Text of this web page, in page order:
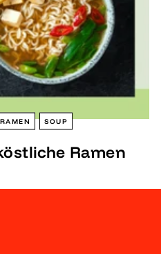
RAMEN SOUP
Ramen